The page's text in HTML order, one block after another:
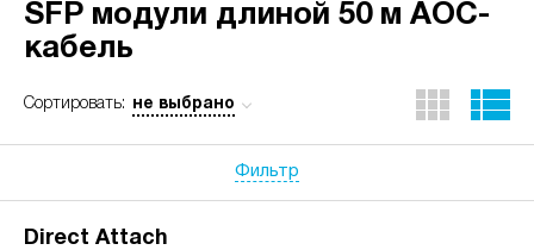
SFP модули длиной 50 м AOC-
кабель
Сортировать: не выбрано
Фильтр
Direct Attach